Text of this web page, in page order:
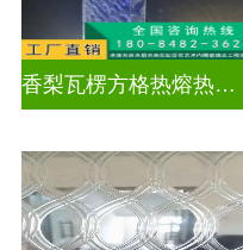
香梨瓦楞方格热熔热弯玻璃